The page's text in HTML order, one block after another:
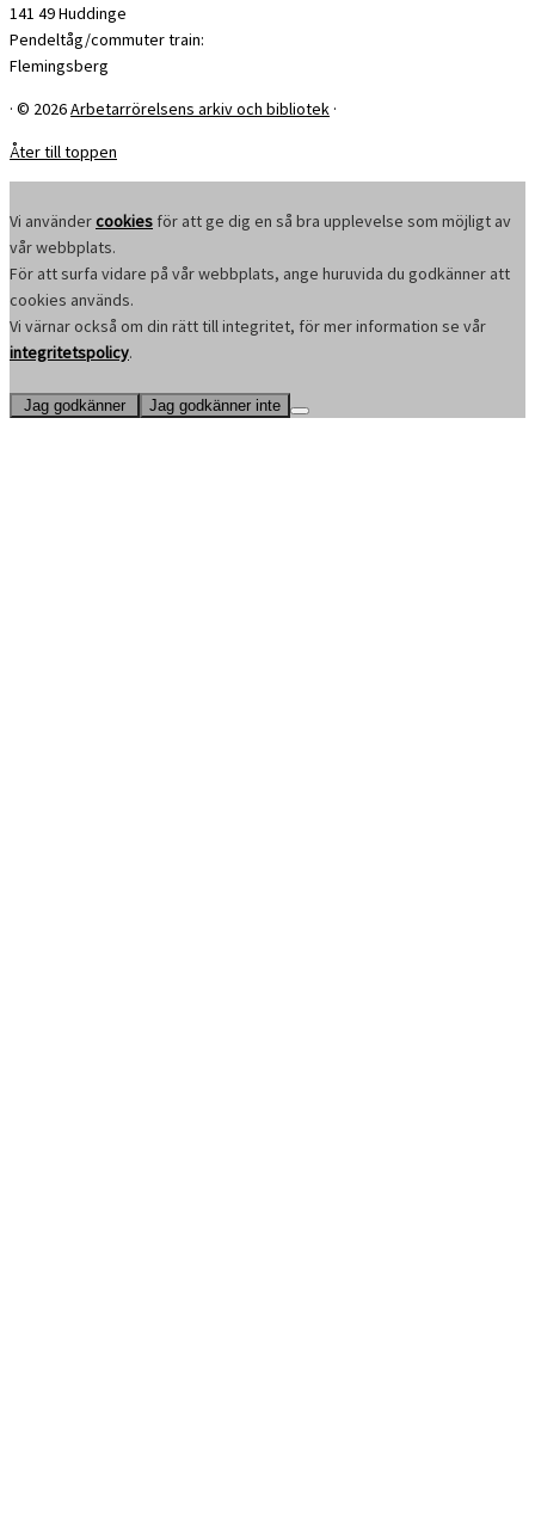
141 49 Huddinge
Pendeltåg/commuter train:
Flemingsberg
· © 2026Arbetarrörelsens arkiv och bibliotek ·
Åter till toppen
Vi användercookies för att ge dig en så bra upplevelse som möjligt av
vår webbplats.
För att surfa vidare på vår webbplats, ange huruvida du godkänner att
cookies används.
Vi värnar också om din rätt till integritet, för mer information se vår
integritetspolicy.
Jag godkänner Jag godkänner inte